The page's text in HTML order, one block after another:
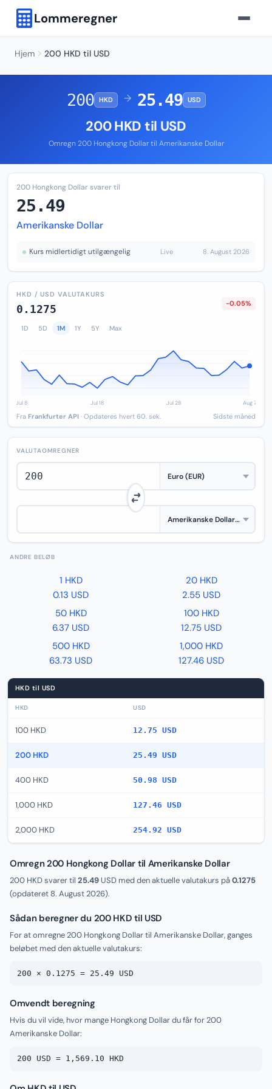
Lommeregner
Hjem 200 HKD til USD
200 HKD → 25.49 USD
200 HKD til USD
Omregn 200 Hongkong Dollar til Amerikanske Dollar
200 Hongkong Dollar svarer til
25.49
Amerikanske Dollar
Kurs midlertidigt utilgængelig Live 8. August 2026
HKD / USD VALUTAKURS
0.1275 -0.05%
1D 5D 1M 1Y 5Y Max
Fra Frankfurter API · Opdateres hvert 60. sek. Sidste måned
VALUTAOMREGNER
ANDRE BELØB
1 HKD
0.13 USD
20 HKD
2.55 USD
50 HKD
6.37 USD
100 HKD
12.75 USD
500 HKD
63.73 USD
1,000 HKD
127.46 USD
HKD til USD
HKD USD
100 HKD 12.75 USD
200 HKD 25.49 USD
400 HKD 50.98 USD
1,000 HKD 127.46 USD
2,000 HKD 254.92 USD
Omregn 200 Hongkong Dollar til Amerikanske Dollar
200 HKD svarer til 25.49 USD med den aktuelle valutakurs på0.1275
(opdateret 8. August 2026).
Sådan beregner du 200 HKD til USD
For at omregne 200 Hongkong Dollar til Amerikanske Dollar, ganges
beløbet med den aktuelle valutakurs:
200 × 0.1275 = 25.49 USD
Omvendt beregning
Hvis du vil vide, hvor mange Hongkong Dollar du får for 200
Amerikanske Dollar:
200 USD = 1,569.10 HKD